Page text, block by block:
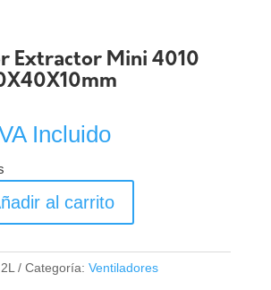
Extractor Mini 4010
Incluido
al carrito
Categoría: Ventiladores